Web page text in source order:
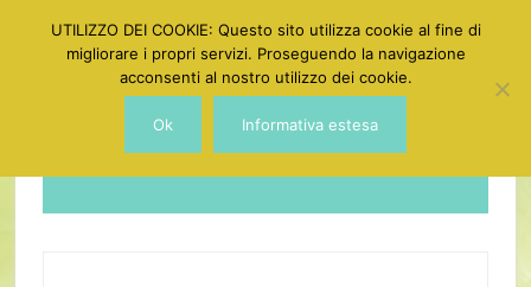
Dotgirl
UTILIZZO DEI COOKIE: Questo sito utilizza cookie al fine di
migliorare i propri servizi. Proseguendo la navigazione
acconsenti al nostro utilizzo dei cookie.
Ok Informativa estesa